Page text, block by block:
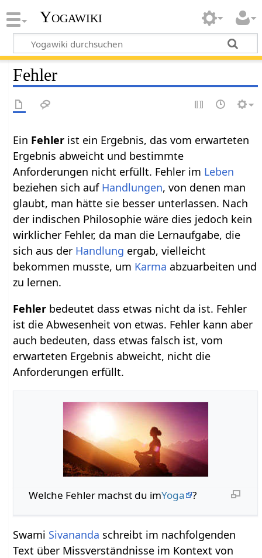
Yogawiki
Fehler
Ein Fehler ist ein Ergebnis, das vom erwarteten
Ergebnis abweicht und bestimmte
Anforderungen nicht erfüllt. Fehler im Leben
beziehen sich auf Handlungen, von denen man
glaubt, man hätte sie besser unterlassen. Nach
der indischen Philosophie wäre dies jedoch kein
wirklicher Fehler, da man die Lernaufgabe, die
sich aus der Handlung ergab, vielleicht
bekommen musste, um Karma abzuarbeiten und
zu lernen.
Fehler bedeutet dass etwas nicht da ist. Fehler
ist die Abwesenheit von etwas. Fehler kann aber
auch bedeuten, dass etwas falsch ist, vom
erwarteten Ergebnis abweicht, nicht die
Anforderungen erfüllt.
Welche Fehler machst du imYoga ?
Swami Sivananda schreibt im nachfolgenden
Text über Missverständnisse im Kontext von